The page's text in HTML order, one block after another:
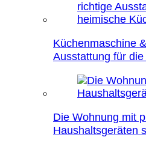
Küchenmaschine
Ausstattung für
Die Wohnung mit
Haushaltsgeräten